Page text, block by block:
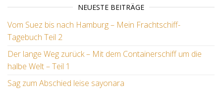
NEUESTE BEITRÄGE
Vom Suez bis nach Hamburg – Mein Frachtschiff-
Tagebuch Teil 2
Der lange Weg zurück – Mit dem Containerschiff um die
halbe Welt – Teil 1
Sag zum Abschied leise sayonara